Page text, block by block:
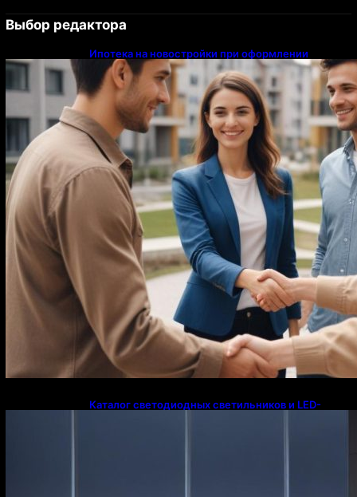
Выбор редактора
Ипотека на новостройки при оформлении
напрямую у застройщика
Каталог светодиодных светильников и LED-